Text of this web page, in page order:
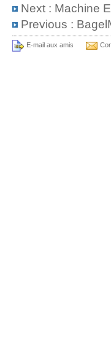
Next : Machine
Previous :
E-mail aux amis